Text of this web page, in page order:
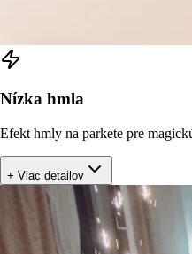
Nízka hmla
Efekt hmly na parkete pre
+ Viac detailov